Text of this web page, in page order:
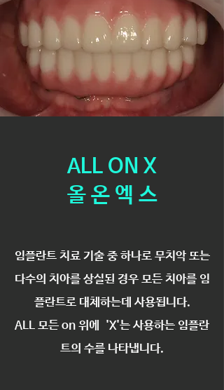
ALL ON X
​올 온 엑 스
임플란트 치료 기술 중 하나로 무치악 또는
다수의 치아를 상실된 경우 모든 치아를 임
플란트로 대체하는데 사용됩니다.
ALL 모든 on 위에 'X'는 사용하는 임플란
트의 수를 나타냅니다.